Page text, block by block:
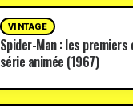
VINTAGE
Spider-Man : les premiers
série animée (1967)